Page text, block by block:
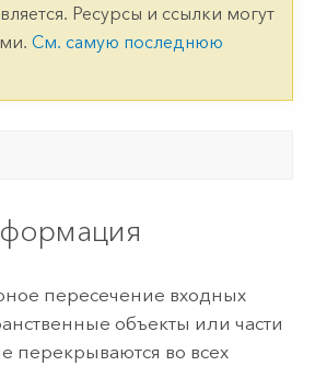
Ресурсы и ссылки могут
См. самую последнюю
пересечение входных
объекты или части
перекрываются во всех